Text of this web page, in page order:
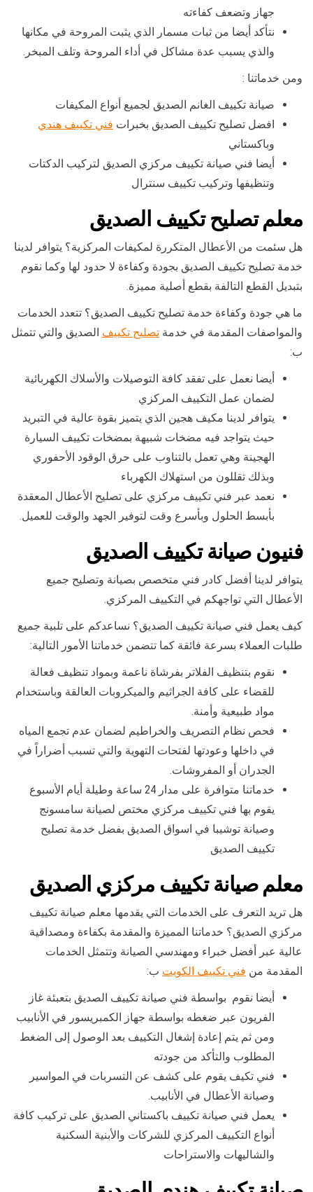
جهاز وتضعف كفاءته
نتأكد أيضا من ثبات مسمار الذي يثبت المروحة في مكانها
والذي يسبب عدة مشاكل في أداء المروحة وتلف المبخر.
ومن خدماتنا :
صيانة تكييف الغانم الصديق لجميع أنواع المكيفات
افضل تصليح تكييف الصديق بخبرات فني تكييف هندي
وباكستاني
أيضا فني صيانة تكييف مركزي الصديق لتركيب الدكتات
وتنظيفها وتركيب تكييف سنترال
معلم تصليح تكييف الصديق
هل سئمت من الأعطال المتكررة لمكيفات المركزية؟ يتوافر لدينا
خدمة تصليح تكييف الصديق بجودة وكفاءة لا حدود لها وكما نقوم
بتبديل القطع التالفة بقطع أصلية مميزة.
ما هي جودة وكفاءة خدمة تصليح تكييف الصديق؟ تتعدد الخدمات
والمواصفات المقدمة في خدمة تصليح تكييف الصديق والتي تتمثل
ب:
أيضا نعمل على تفقد كافة التوصيلات والأسلاك الكهربائية
لضمان عمل التكييف المركزي
يتوافر لدينا مكيف هجين الذي يتميز بقوة عالية في التبريد
حيث يتواجد فيه مضخات شبيهة بمضخات تكييف السيارة
الهجينة وهي تعمل بالتناوب على حرق الوقود الأحفوري
وبذلك تقللون من استهلاك الكهرباء
نعمد عبر فني تكييف مركزي على تصليح الأعطال المعقدة
بأبسط الحلول وبأسرع وقت لتوفير الجهد والوقت للعميل.
فنيون صيانة تكييف الصديق
يتوافر لدينا أفضل كادر فني متخصص بصيانة وتصليح جميع
الأعطال التي تواجهكم في التكييف المركزي.
كيف يعمل فني صيانة تكييف الصديق؟ نساعدكم على تلبية جميع
طلبات العملاء بسرعة فائقة كما تتضمن خدماتنا الأمور التالية:
نقوم بتنظيف الفلاتر بفرشاة ناعمة وبمواد تنظيف فعالة
للقضاء على كافة الجراثيم والميكروبات العالقة وباستخدام
مواد طبيعية وأمنة.
فحص نظام التصريف والخراطيم لضمان عدم تجمع المياه
في داخلها وعودتها لفتحات التهوية والتي تسبب أضراراً في
الجدران أو المفروشات.
خدماتنا متوافرة على مدار 24 ساعة وطيلة أيام الأسبوع
يقوم بها فني تكييف مركزي مختص لصيانة سامسونج
وصيانة توشيبا في اسواق الصديق بفضل خدمة تصليح
تكييف الصديق
معلم صيانة تكييف مركزي الصديق
هل تريد التعرف على الخدمات التي يقدمها معلم صيانة تكييف
مركزي الصديق؟ خدماتنا المميزة والمقدمة بكفاءة ومصداقية
عالية عبر أفضل خبراء ومهندسي الصيانة وتتمثل الخدمات
المقدمة من فني تكييف الكويت ب:
أيضا نقوم بواسطة فني صيانة تكييف الصديق بتعبئة غاز
الفريون عبر ضغطه بواسطة جهاز الكمبريسور في الأنابيب
ومن ثم يتم إعادة إشغال التكييف بعد الوصول إلى الضغط
المطلوب والتأكد من جودته
فني تكيف يقوم على كشف عن التسربات في المواسير
وصيانة الأعطال في الأنابيب.
يعمل فني صيانة تكييف باكستاني الصديق على تركيب كافة
أنواع التكييف المركزي للشركات والأبنية السكنية
والشاليهات والاستراحات